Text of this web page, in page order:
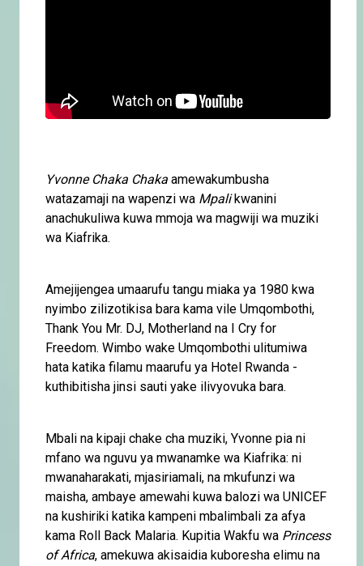
Yvonne Chaka Chaka amewakumbusha
watazamaji na wapenzi wa Mpalikwanini
anachukuliwa kuwa mmoja wa magwiji wa muziki
wa Kiafrika.
Amejijengea umaarufu tangu miaka ya 1980 kwa
nyimbo zilizotikisa bara kama vile Umqombothi,
Thank You Mr. DJ, Motherland na I Cry for
Freedom. Wimbo wake Umqombothi ulitumiwa
hata katika filamu maarufu ya Hotel Rwanda -
kuthibitisha jinsi sauti yake ilivyovuka bara.
Mbali na kipaji chake cha muziki, Yvonne pia ni
mfano wa nguvu ya mwanamke wa Kiafrika: ni
mwanaharakati, mjasiriamali, na mkufunzi wa
maisha, ambaye amewahi kuwa balozi wa UNICEF
na kushiriki katika kampeni mbalimbali za afya
kama Roll Back Malaria. Kupitia Wakfu wa Princess
of Africa, amekuwa akisaidia kuboresha elimu na